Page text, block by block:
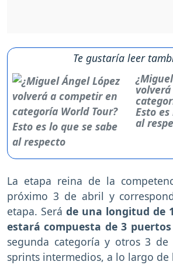
Te gustaría leer
Esto
al
La etapa reina de la
próximo 3 de abril y
etapa. Será de una longitud de
estará compuesta de 3
segunda categoría y otros 3 de
sprints intermedios, a lo largo de